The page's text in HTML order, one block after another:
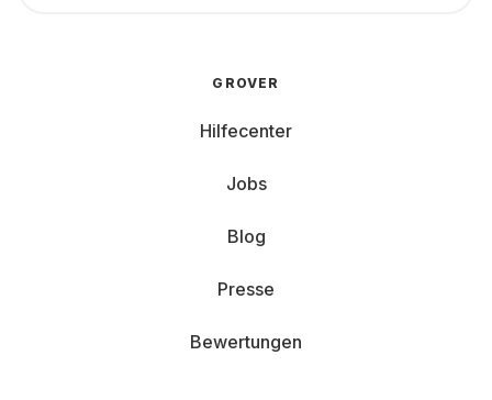
GROVER
Hilfecenter
Jobs
Blog
Presse
Bewertungen